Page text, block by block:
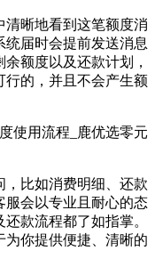
晰地看到这笔额度消
届时会提前发送消息
额度以及还款计划，
行的，并且不会产生额
比如消费明细、还款
服会以专业且耐心的态
款流程都了如指掌。
你提供便捷、清晰的